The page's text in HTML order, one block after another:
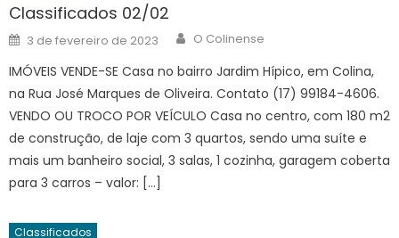
Classificados 02/02
Posted
on
3 de fevereiro de 2023 Author
O Colinense
IMÓVEIS VENDE-SE Casa no bairro Jardim Hípico, em Colina,
na Rua José Marques de Oliveira. Contato (17) 99184-4606.
VENDO OU TROCO POR VEÍCULO Casa no centro, com 180 m2
de construção, de laje com 3 quartos, sendo uma suíte e
mais um banheiro social, 3 salas, 1 cozinha, garagem coberta
para 3 carros – valor: […]
Classificados